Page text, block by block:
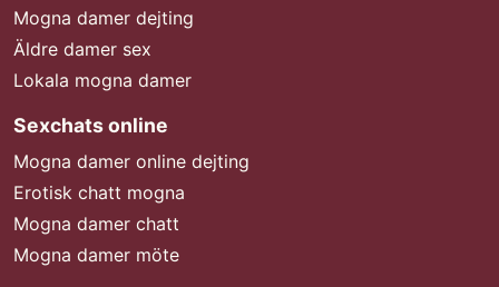
Mogna damer dejting
Äldre damer sex
Lokala mogna damer
Sexchats online
Mogna damer online dejting
Erotisk chatt mogna
Mogna damer chatt
Mogna damer möte